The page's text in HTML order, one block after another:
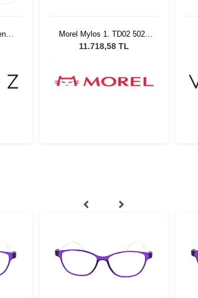
Morel Mylos 1. TD02 5021
Unisex Güneş Gözlüğü
11.718,58 TL